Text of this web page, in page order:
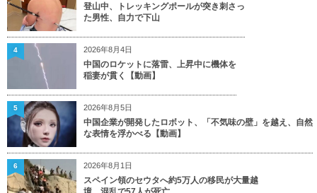
登山中、トレッキングポールが突き刺さっ
た男性、自力で下山
2026年8月4日
中国のロケットに落雷、上昇中に機体を
稲妻が貫く【動画】
4
2026年8月5日
中国企業が開発したロボット、「不気味の壁」を越え、自然
な表情を浮かべる【動画】
5
2026年8月1日
スペイン領のセウタへ約5万人の移民が大量越
6